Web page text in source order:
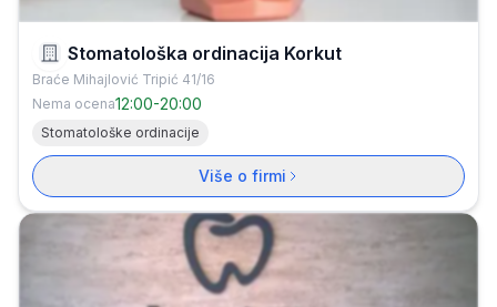
Stomatološka ordinacija Korkut
Braće Mihajlović Tripić 41/16
Nema ocena12:00-20:00
Stomatološke ordinacije
Više o firmi